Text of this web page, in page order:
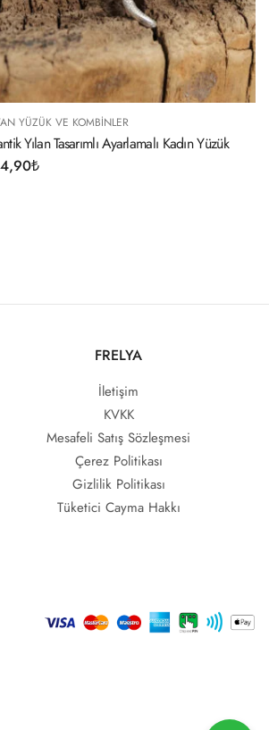
BAYAN YÜZÜK VE KOMBINLER
Gümüş Renk Baget Ve Zirkon Taşlı Kare
FRELYA
İletişim
KVKK
Mesafeli Satış Sözleşmesi
Çerez Politikası
Gizlilik Politikası
Tüketici Cayma Hakkı